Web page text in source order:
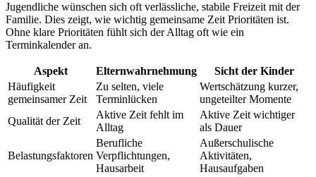
Jugendliche wünschen sich oft verlässliche, stabile Freizeit mit der
Familie. Dies zeigt, wie wichtig gemeinsame Zeit Prioritäten ist.
Ohne klare Prioritäten fühlt sich der Alltag oft wie ein
Terminkalender an.
Aspekt Elternwahrnehmung
Sicht der Kinder
Häufigkeit
gemeinsamer Zeit
Zu selten, viele
Terminlücken
Wertschätzung kurzer,
ungeteilter Momente
Qualität der Zeit
Aktive Zeit fehlt im
Alltag
Aktive Zeit wichtiger
als Dauer
Belastungsfaktoren
Berufliche
Verpflichtungen,
Hausarbeit
Außerschulische
Aktivitäten,
Hausaufgaben